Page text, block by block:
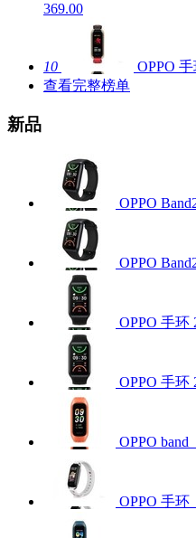
369.00
10 OPPO
查看完整榜单
新品
OPPO
OPPO
OPPO 手环
OPPO 手环
OPPO band
OPPO 手环